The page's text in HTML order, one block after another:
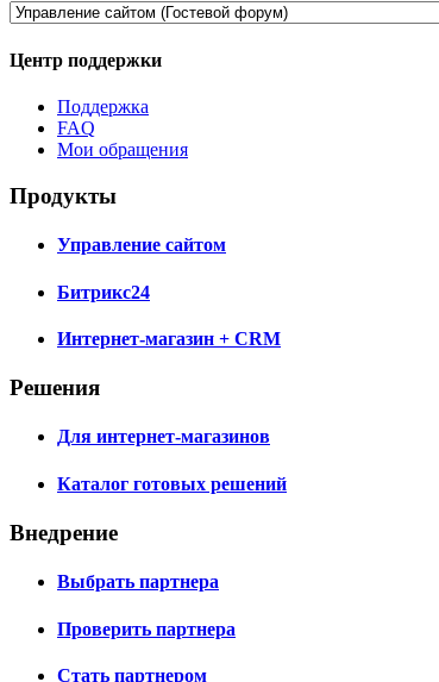
Центр поддержки
Поддержка
FAQ
Мои обращения
Продукты
Управление сайтом
Битрикс24
Интернет-магазин + CRM
Решения
Для интернет-магазинов
Каталог готовых решений
Внедрение
Выбрать партнера
Проверить партнера
Стать партнером